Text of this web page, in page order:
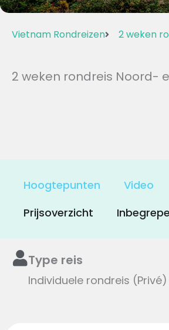
Vietnam Rondreizen 2 weken
2 weken rondreis Noord-
Hoogtepunten Video
Prijsoverzicht
Type reis
Individuele rondreis (Privé)